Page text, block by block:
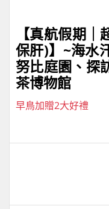
【真航假期
保肝)】~海水
努比庭園、探
茶博物館
早鳥加贈2大好禮